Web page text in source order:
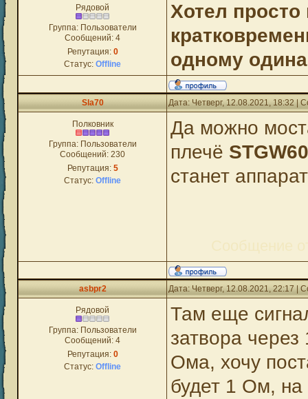
Рядовой
Группа: Пользователи
Сообщений: 4
Репутация: 0
Статус: Offline
Хотел
одному
Sla70 Дата: Четверг, 12.08.2021, 18:32 |
Полковник
Группа: Пользователи
Сообщений: 230
Репутация: 5
Статус: Offline
Да можно
плечё
станет
asbpr2 Дата: Четверг, 12.08.2021, 22:17 |
Рядовой
Группа: Пользователи
Сообщений: 4
Репутация: 0
Статус: Offline
Там еще
затвора
Ома, хочу
будет 1 Ом, на